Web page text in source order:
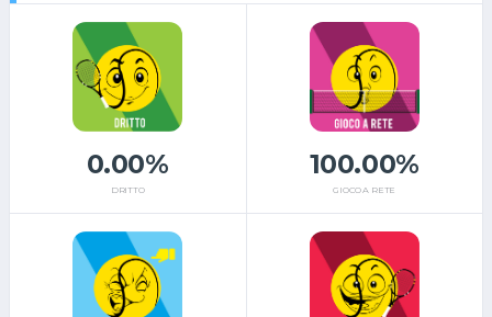
0.00%
DRITTO
100.00%
GIOCO A RETE